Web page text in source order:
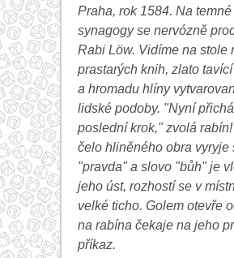
Praha, rok 1584. Na
synagogy se nervózně
Rabi Löw. Vidíme na stole
prastarých knih, zlato
a hromadu hlíny
lidské podoby. "Nyní
poslední krok," zvolá
čelo hliněného obra vyryje
"pravda" a slovo "bůh" je
jeho úst, rozhostí se v
velké ticho. Golem otevře
na rabína čekaje na jeho
příkaz.